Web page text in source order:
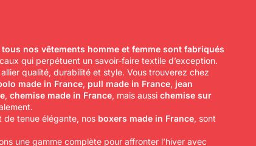
tous nos vêtements homme et femme sont fabriqués
qui perpétuent un savoir-faire textile d’exception.
qualité, durabilité et style. Vous trouverez chez
made in France, pull made in France, jean
, chemise made in France, mais aussi chemise sur
de tenue élégante, nos boxers made in France, sont
une gamme complète pour affronter l’hiver avec